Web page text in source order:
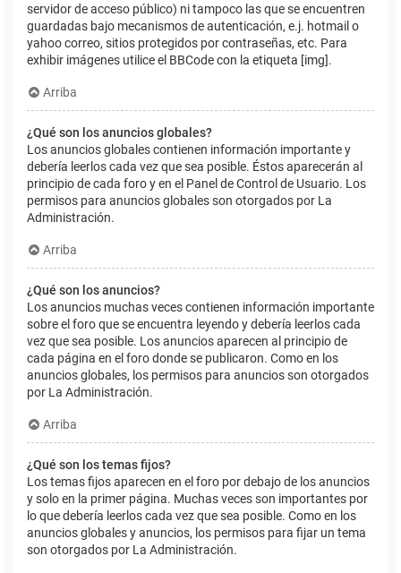
servidor de acceso público) ni tampoco las que se encuentren
guardadas bajo mecanismos de autenticación, e.j. hotmail o
yahoo correo, sitios protegidos por contraseñas, etc. Para
exhibir imágenes utilice el BBCode con la etiqueta [img].
Arriba
¿Qué son los anuncios globales?
Los anuncios globales contienen información importante y
debería leerlos cada vez que sea posible. Éstos aparecerán al
principio de cada foro y en el Panel de Control de Usuario. Los
permisos para anuncios globales son otorgados por La
Administración.
Arriba
¿Qué son los anuncios?
Los anuncios muchas veces contienen información importante
sobre el foro que se encuentra leyendo y debería leerlos cada
vez que sea posible. Los anuncios aparecen al principio de
cada página en el foro donde se publicaron. Como en los
anuncios globales, los permisos para anuncios son otorgados
por La Administración.
Arriba
¿Qué son los temas fijos?
Los temas fijos aparecen en el foro por debajo de los anuncios
y solo en la primer página. Muchas veces son importantes por
lo que debería leerlos cada vez que sea posible. Como en los
anuncios globales y anuncios, los permisos para fijar un tema
son otorgados por La Administración.